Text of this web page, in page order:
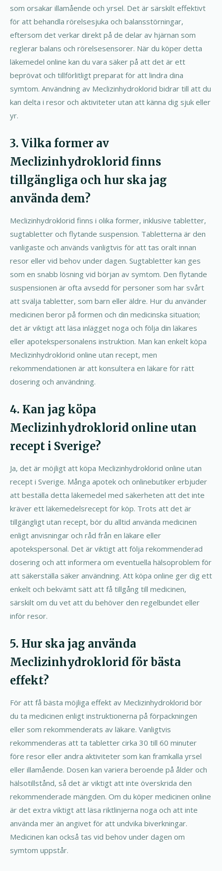
som orsakar illamående och yrsel. Det är särskilt effektivt
för att behandla rörelsesjuka och balansstörningar,
eftersom det verkar direkt på de delar av hjärnan som
reglerar balans och rörelsesensorer. När du köper detta
läkemedel online kan du vara säker på att det är ett
beprövat och tillförlitligt preparat för att lindra dina
symtom. Användning av Meclizinhydroklorid bidrar till att du
kan delta i resor och aktiviteter utan att känna dig sjuk eller
yr.
3. Vilka former av
Meclizinhydroklorid finns
tillgängliga och hur ska jag
använda dem?
Meclizinhydroklorid finns i olika former, inklusive tabletter,
sugtabletter och flytande suspension. Tabletterna är den
vanligaste och används vanligtvis för att tas oralt innan
resor eller vid behov under dagen. Sugtabletter kan ges
som en snabb lösning vid början av symtom. Den flytande
suspensionen är ofta avsedd för personer som har svårt
att svälja tabletter, som barn eller äldre. Hur du använder
medicinen beror på formen och din medicinska situation;
det är viktigt att läsa inlägget noga och följa din läkares
eller apotekspersonalens instruktion. Man kan enkelt köpa
Meclizinhydroklorid online utan recept, men
rekommendationen är att konsultera en läkare för rätt
dosering och användning.
4. Kan jag köpa
Meclizinhydroklorid online utan
recept i Sverige?
Ja, det är möjligt att köpa Meclizinhydroklorid online utan
recept i Sverige. Många apotek och onlinebutiker erbjuder
att beställa detta läkemedel med säkerheten att det inte
kräver ett läkemedelsrecept för köp. Trots att det är
tillgängligt utan recept, bör du alltid använda medicinen
enligt anvisningar och råd från en läkare eller
apotekspersonal. Det är viktigt att följa rekommenderad
dosering och att informera om eventuella hälsoproblem för
att säkerställa säker användning. Att köpa online ger dig ett
enkelt och bekvämt sätt att få tillgång till medicinen,
särskilt om du vet att du behöver den regelbundet eller
inför resor.
5. Hur ska jag använda
Meclizinhydroklorid för bästa
effekt?
För att få bästa möjliga effekt av Meclizinhydroklorid bör
du ta medicinen enligt instruktionerna på förpackningen
eller som rekommenderats av läkare. Vanligtvis
rekommenderas att ta tabletter cirka 30 till 60 minuter
före resor eller andra aktiviteter som kan framkalla yrsel
eller illamående. Dosen kan variera beroende på ålder och
hälsotillstånd, så det är viktigt att inte överskrida den
rekommenderade mängden. Om du köper medicinen online
är det extra viktigt att läsa riktlinjerna noga och att inte
använda mer än angivet för att undvika biverkningar.
Medicinen kan också tas vid behov under dagen om
symtom uppstår.